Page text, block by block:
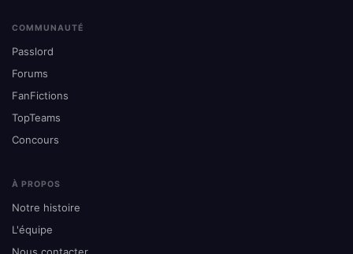
COMMUNAUTÉ
Passlord
Forums
FanFictions
TopTeams
Concours
À PROPOS
Notre histoire
L'équipe